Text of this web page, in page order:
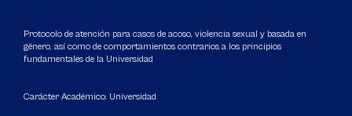
Protocolo de atención para casos de acoso, violencia sexual y basada en
género, así como de comportamientos contrarios a los principios
fundamentales de la Universidad
Carácter Académico: Universidad